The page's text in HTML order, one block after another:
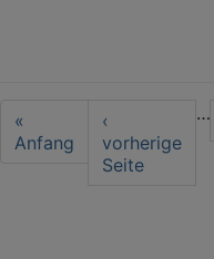
First
page
«
Anfang
Vorherige
Seite
‹
vorherige
Seite
…